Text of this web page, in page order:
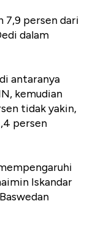
7,9 persen dari
dalam
antaranya
kemudian
tidak yakin,
persen
Iskandar